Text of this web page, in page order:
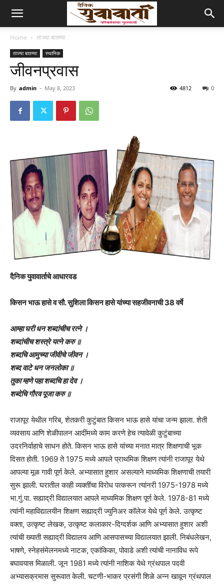
Home ताज्या बातम्या
ताज्या बातम्या स्थानिक
जीवनप्रवास
By admin - May 8, 2023 0
4812
दैनिक युवावार्ताचे आधारवड
किसन भाऊ हासे व सौ. सुशिला किसन हासे यांच्या सहजीवनाची 38 वर्षे
आम्हा घरी धन शब्दांचीच रत्ने ।
शब्दांचीच शस्त्रे यत्ने करु ॥
शब्दचि आमुच्या जीवीचे जीवन ।
शब्द वाटे धन जनलोका ॥
तुका म्हणे पहा शब्दचि हा देव ।
शब्देचि गौरव पूजा करु ॥
राजापूर येथील गरिब, शेतकरी कुटुंबात किसन भाऊ हासे यांचा जन्म झाला. शेती
व्यवसाय आणि शेळीपालन आदींमध्ये काम करणे हेच त्यावेळी कुटुंबाच्या
उदरनिर्वाहाचे साधन होते. किसन भाऊ हासे यांच्या मनात मात्र शिक्षणाची भूक
दिसत होती. 1969 ते 1975 मध्ये आपले प्राथमिक शिक्षण त्यांनी राजापूर येथे
आपल्या मूळ गावी पूर्ण केले. अभ्यासात हुशार असल्याने माध्यमिक शिक्षणाची तयारी
सुरू झाली. घरातील काही व्यक्तींचा विरोध पत्करून त्यांनरी 1975-1978 मध्ये
भा.गुं.पा. सह्याद्री विद्यालयात आपले माध्यमिक शिक्षण पूर्ण केले. 1978-81 मध्ये
त्यांनी महाविद्यालयीन शिक्षण सह्याद्री ज्युनिअर कॉलेज येथे पूर्ण केले. उत्कृष्ट
वक्ता, उत्कृष्ट लेखक, उत्कृष्ट कलाकार-दिग्दर्शक आणि अभ्यासात हुशार अशी
त्यांची ख्याती सह्याद्री विद्यालय आणि आसपासच्या विद्यालयात झाली. निबंधलेखन,
भाषणे, स्नेहसंमेलनमध्ये नाटक, एकांकिका, पोवाडे अशी त्यांची नानाविध रूपे
बघावयास मिळाली. जून 1981 मध्ये त्यांनी नाशिक येथे ग्रंथपाल पदवी
अभ्यासक्रमास सुरूवात केली. चटणी-भाकर प्रसंगी शिळे अन्न खावून ग्रंथपाल